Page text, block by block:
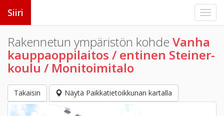
Siiri
Rakennetun ympäristön kohde Vanha
kauppaoppilaitos / entinen Steiner-
koulu / Monitoimitalo
Takaisin Näytä Paikkatietoikkunan kartalla